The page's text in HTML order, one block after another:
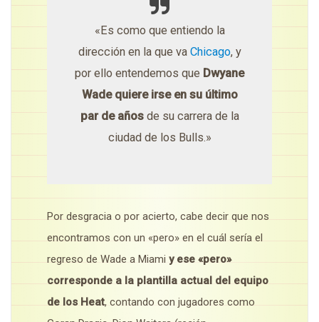
«Es como que entiendo la
dirección en la que va Chicago, y
por ello entendemos que Dwyane
Wade quiere irse en su último
par de añosde su carrera de la
ciudad de los Bulls.»
Por desgracia o por acierto, cabe decir que nos
encontramos con un «pero» en el cuál sería el
regreso de Wade a Miami y ese «pero»
corresponde a la plantilla actual del equipo
de los Heat, contando con jugadores como